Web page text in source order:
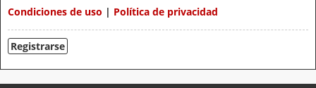
Condiciones de uso | Política de privacidad
Registrarse